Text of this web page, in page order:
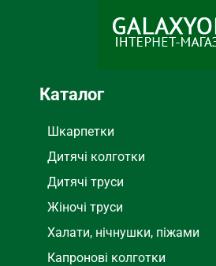
Трусы
Каталог
Шкарпетки
Дитячі колготки
Дитячі труси
Жіночі труси
Халати, нічнушки, піжами
Капронові колготки